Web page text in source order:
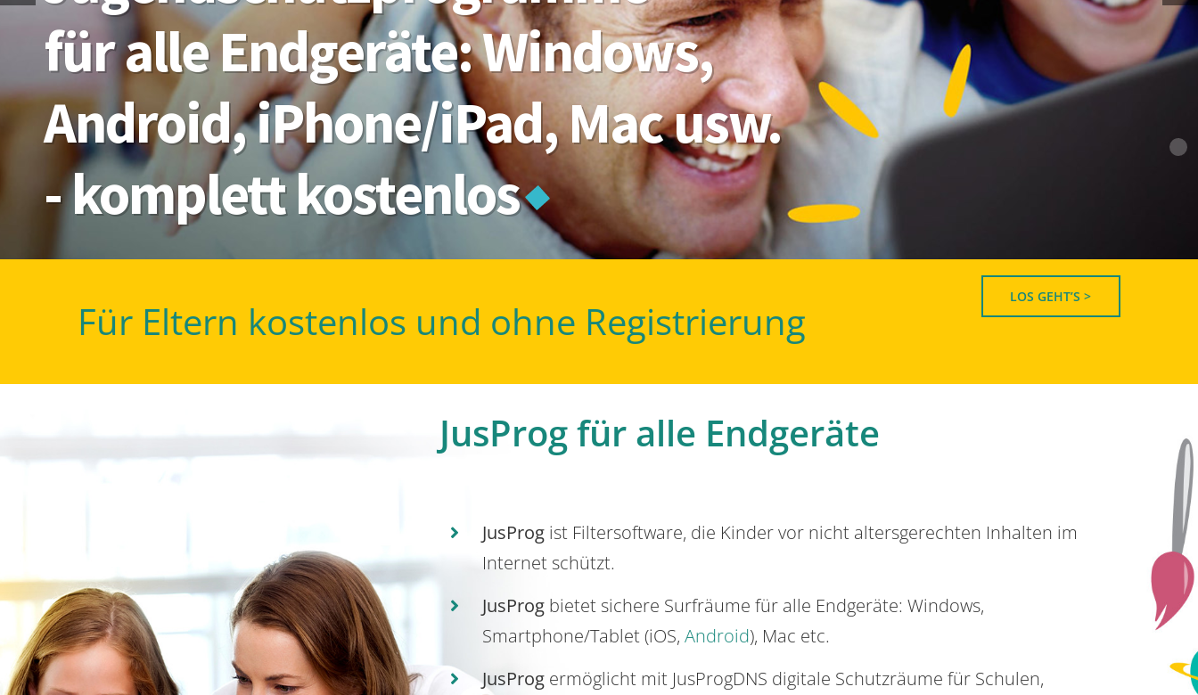
- komplett kostenlos
Android, iPhone/iPad, Mac usw.
für alle Endgeräte: Windows,
Für Eltern kostenlos und ohne Registrierung
LOS GEHT’S >
JusProg für alle Endgeräte
JusProgist Filtersoftware, die Kinder vor nicht altersgerechten Inhalten im
Internet schützt.
JusProgbietet sichere Surfräume für alle Endgeräte: Windows,
Smartphone/Tablet (iOS, Android), Mac etc.
JusProg ermöglicht mit JusProgDNS digitale Schutzräume für Schulen,